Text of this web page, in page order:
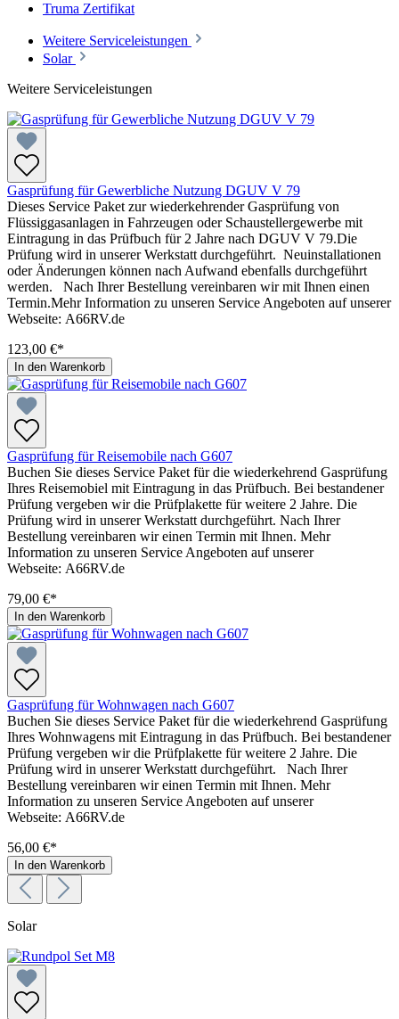
Truma Zertifikat
Weitere Serviceleistungen
Solar
Weitere Serviceleistungen
Gasprüfung für Gewerbliche Nutzung DGUV V 79
Dieses Service Paket zur wiederkehrender Gasprüfung von
Flüssiggasanlagen in Fahrzeugen oder Schaustellergewerbe mit
Eintragung in das Prüfbuch für 2 Jahre nach DGUV V 79.Die
Prüfung wird in unserer Werkstatt durchgeführt. Neuinstallationen
oder Änderungen können nach Aufwand ebenfalls durchgeführt
werden. Nach Ihrer Bestellung vereinbaren wir mit Ihnen einen
Termin.Mehr Information zu unseren Service Angeboten auf unserer
Webseite: A66RV.de
123,00 €*
In den Warenkorb
Gasprüfung für Reisemobile nach G607
Buchen Sie dieses Service Paket für die wiederkehrend Gasprüfung
Ihres Reisemobiel mit Eintragung in das Prüfbuch. Bei bestandener
Prüfung vergeben wir die Prüfplakette für weitere 2 Jahre. Die
Prüfung wird in unserer Werkstatt durchgeführt. Nach Ihrer
Bestellung vereinbaren wir einen Termin mit Ihnen. Mehr
Information zu unseren Service Angeboten auf unserer
Webseite: A66RV.de
79,00 €*
In den Warenkorb
Gasprüfung für Wohnwagen nach G607
Buchen Sie dieses Service Paket für die wiederkehrend Gasprüfung
Ihres Wohnwagens mit Eintragung in das Prüfbuch. Bei bestandener
Prüfung vergeben wir die Prüfplakette für weitere 2 Jahre. Die
Prüfung wird in unserer Werkstatt durchgeführt. Nach Ihrer
Bestellung vereinbaren wir einen Termin mit Ihnen. Mehr
Information zu unseren Service Angeboten auf unserer
Webseite: A66RV.de
56,00 €*
In den Warenkorb
Solar